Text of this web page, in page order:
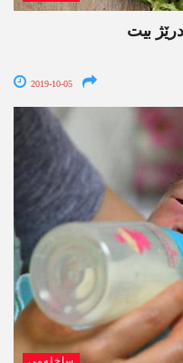
2019-10-05
ساخلەمی